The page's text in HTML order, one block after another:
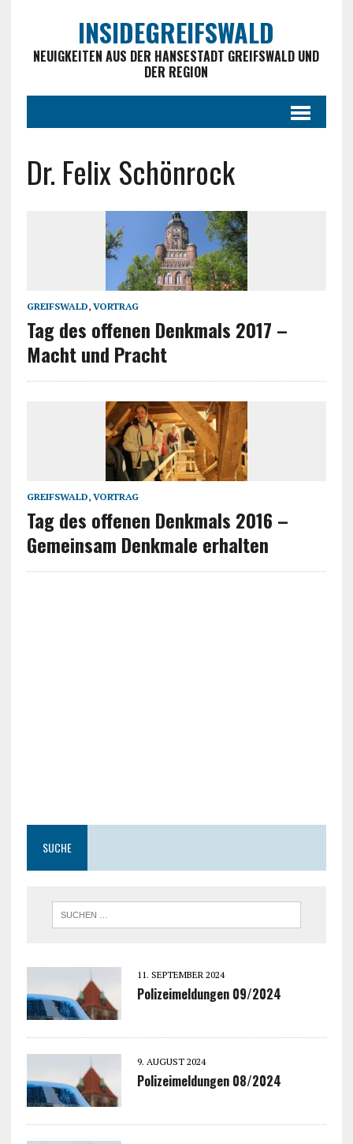
INSIDEGREIFSWALD
NEUIGKEITEN AUS DER HANSESTADT GREIFSWALD UND
DER REGION
Dr. Felix Schönrock
GREIFSWALD, VORTRAG
Tag des offenen Denkmals 2017 –
Macht und Pracht
GREIFSWALD, VORTRAG
Tag des offenen Denkmals 2016 –
Gemeinsam Denkmale erhalten
SUCHE
11. SEPTEMBER 2024
Polizeimeldungen 09/2024
9. AUGUST 2024
Polizeimeldungen 08/2024